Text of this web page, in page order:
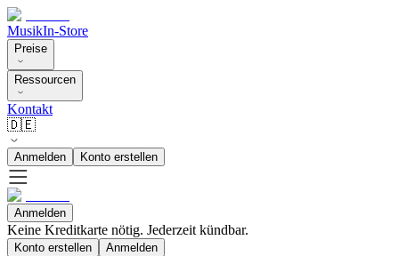
MusikIn-Store
Preise
Ressourcen
Kontakt
🇩🇪
Anmelden Konto erstellen
Anmelden
Keine Kreditkarte nötig. Jederzeit kündbar.
Konto erstellen Anmelden